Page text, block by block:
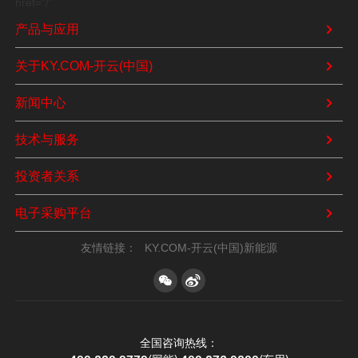
产品与应用
关于KY.COM-开云(中国)
新闻中心
技术与服务
投资者关系
电子采购平台
友情链接： KY.COM-开云(中国)新能源
全国咨询热线：